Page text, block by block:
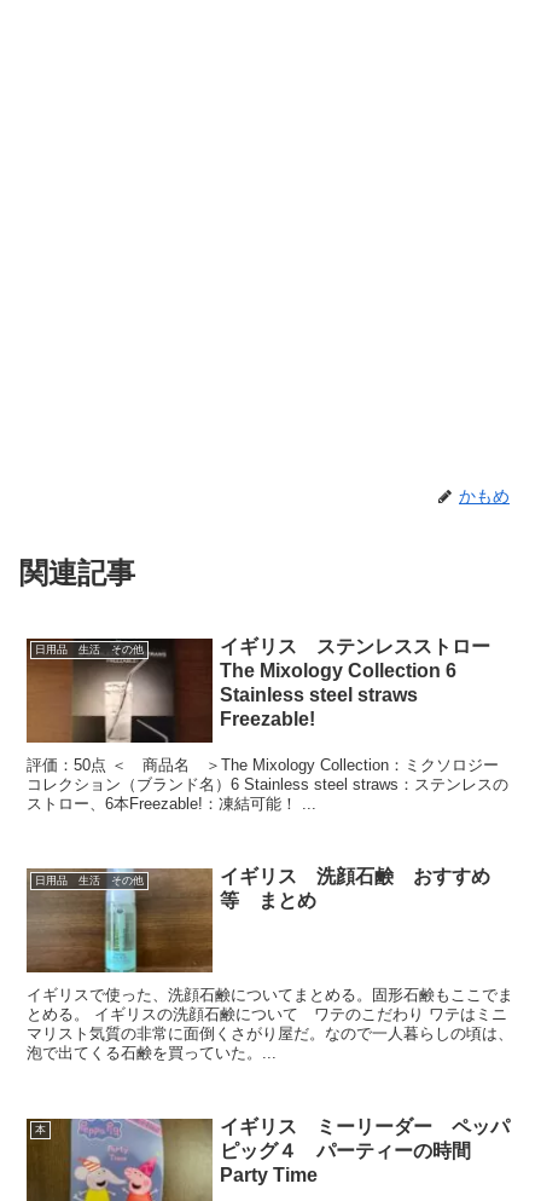
かもめ
関連記事
日用品 生活 その他
イギリス ステンレスストロー
The Mixology Collection 6
Stainless steel straws
Freezable!
評価：50点 ＜ 商品名 ＞The Mixology Collection：ミクソロジー
コレクション（ブランド名）6 Stainless steel straws：ステンレスの
ストロー、6本Freezable!：凍結可能！ ...
日用品 生活 その他
イギリス 洗顔石鹸 おすすめ
等 まとめ
イギリスで使った、洗顔石鹸についてまとめる。固形石鹸もここでま
とめる。 イギリスの洗顔石鹸について ワテのこだわり ワテはミニ
マリスト気質の非常に面倒くさがり屋だ。なので一人暮らしの頃は、
泡で出てくる石鹸を買っていた。...
本
イギリス ミーリーダー ペッパ
ピッグ４ パーティーの時間
Party Time